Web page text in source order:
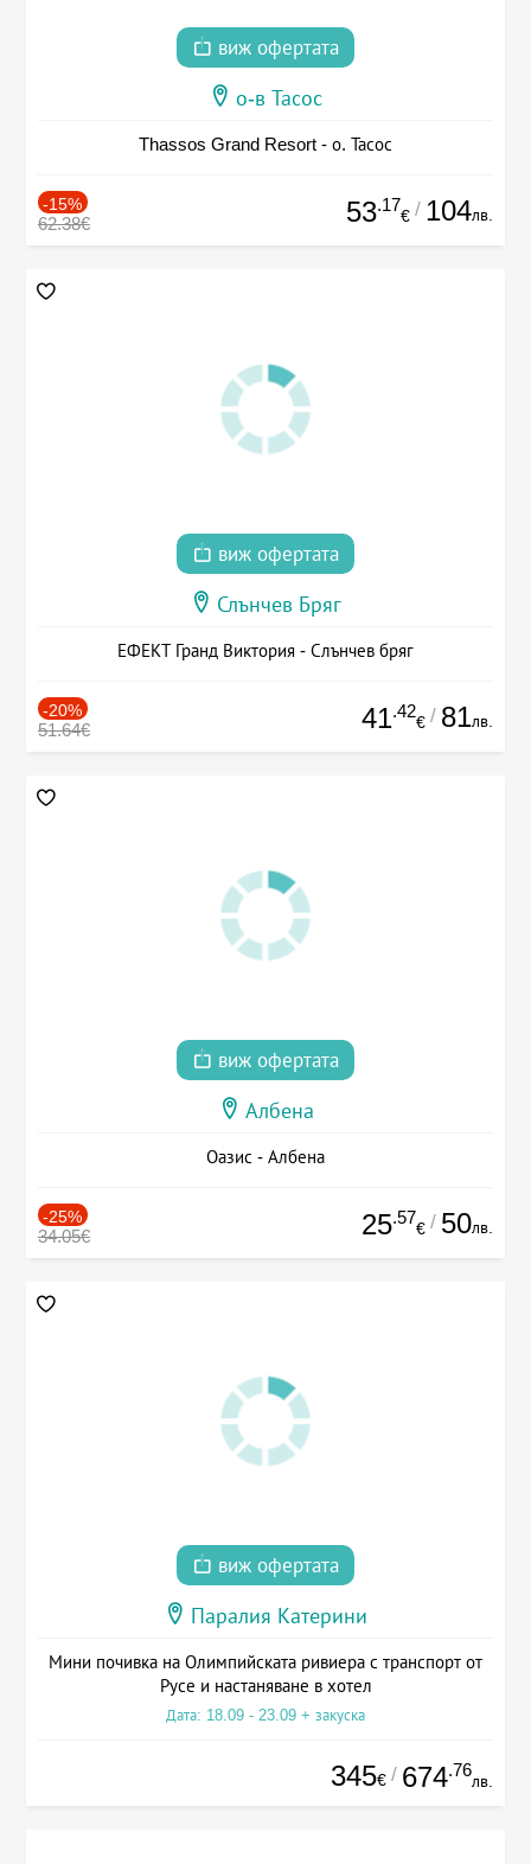
виж офертата
о-в Тасос
Thassos Grand Resort - о. Тасос
-15%
62.38€ 53.17
€ / 104лв.
виж офертата
Слънчев Бряг
ЕФЕКТ Гранд Виктория - Слънчев бряг
-20%
51.64€ 41.42
€ / 81лв.
виж офертата
Албена
Оазис - Албена
-25%
34.05€ 25.57
€ / 50лв.
виж офертата
Паралия Катерини
Мини почивка на Олимпийската ривиера с транспорт от
Русе и настаняване в хотел
Дата: 18.09 - 23.09 + закуска
345€ / 674.76
лв.